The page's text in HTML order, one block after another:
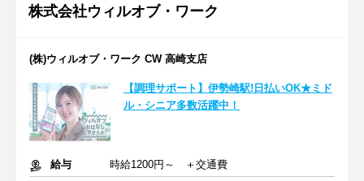
株式会社ウィルオブ・ワーク
(株)ウィルオブ・ワーク CW 高崎支店
【調理サポート】伊勢崎駅!日払いOK★ミド
ル・シニア多数活躍中！
給与
時給1200円～ ＋交通費